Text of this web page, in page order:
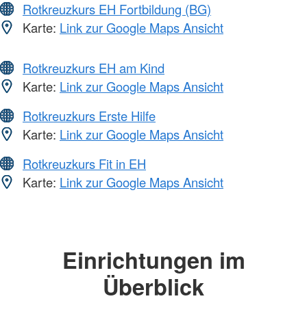
Rotkreuzkurs EH Fortbildung (BG)
Karte: Link zur Google Maps Ansicht
Rotkreuzkurs EH am Kind
Karte: Link zur Google Maps Ansicht
Rotkreuzkurs Erste Hilfe
Karte: Link zur Google Maps Ansicht
Rotkreuzkurs Fit in EH
Karte: Link zur Google Maps Ansicht
Einrichtungen im
Überblick